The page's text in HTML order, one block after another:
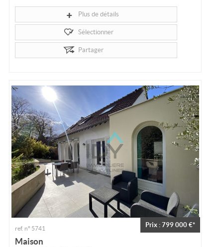
Plus de détails
Sélectionner
Partager
Prix : 799 000 €*
ref. n° 5741
Maison